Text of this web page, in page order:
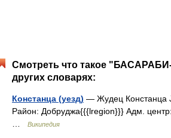
Смотреть что такое
других словарях:
Констанца (уезд) — Жудец Констанца
Район: Добруджа{{{lregion}}} Адм.
Википедия